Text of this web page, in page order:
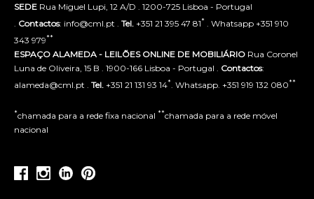
SEDE Rua Miguel Lupi, 12 A/D . 1200-725 Lisboa - Portugal
Contactos: info@cml.pt . Tel. +351 21 395 47 81* . Whatsapp +351 910
343 979**
ESPAÇO ALAMEDA - LEILÕES ONLINE DE MOBILIÁRIO Rua Coronel
Luna de Oliveira, 15 B . 1900-166 Lisboa - Portugal . Contactos:
alameda@cml.pt . Tel. +351 21 131 93 14* . Whatsapp. +351 919 132 080**
*chamada para a rede fixa nacional **chamada para a rede móvel
nacional